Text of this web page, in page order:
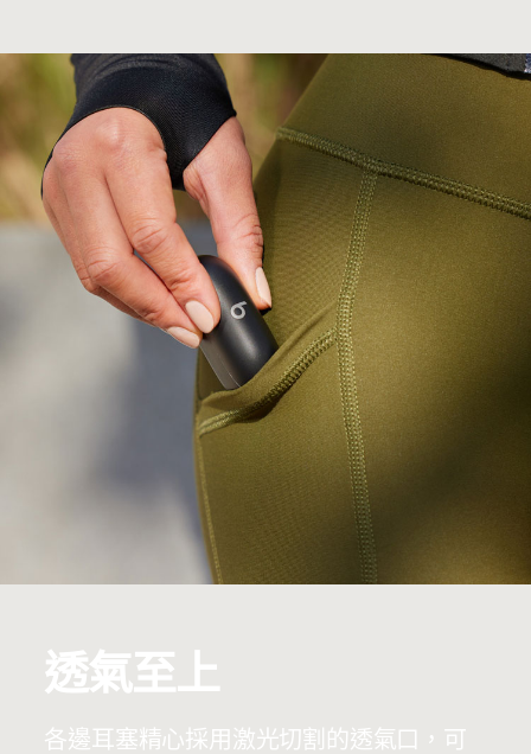
透氣至上
各邊耳塞精心採用激光切割的透氣口，可